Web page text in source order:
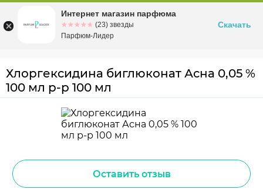
Омскул. Заозерная, 11, к. 1
Хлоргексидина биглюконат Асна 0,05 %
100 мл р-р 100 мл
Оставить отзыв
Интернет магазин парфюма
☆☆☆☆☆
★★★★★ (23) звезды
Парфюм-Лидер
Скачать